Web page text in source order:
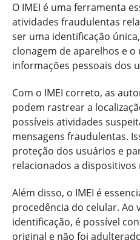
O IMEI é uma ferramenta
atividades fraudulentas
ser uma identificação
clonagem de aparelhos e
informações pessoais dos
Com o IMEI correto, as
podem rastrear a
possíveis atividades
mensagens fraudulentas.
proteção dos usuários e
relacionados a dispositivos
Além disso, o IMEI é
procedência do celular. Ao
identificação, é possível
original e não foi